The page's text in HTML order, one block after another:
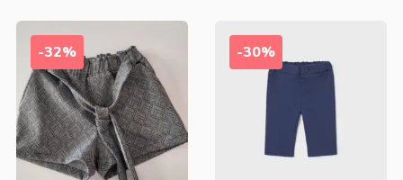
-32% -30%